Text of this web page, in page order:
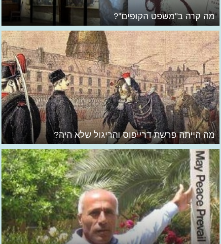
מה קרה ב"משפט הקופים"?
מה הייתה פרשת דרייפוס והריגול שלא היה?